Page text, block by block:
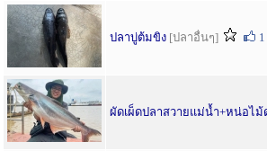
ปลาบู่ต้มขิง [ปลาอื่นๆ] 1
ผัดเผ็ดปลาสวายแม่น้ำ+หน่อไม้